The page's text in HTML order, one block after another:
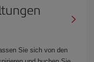
Sie sich von den